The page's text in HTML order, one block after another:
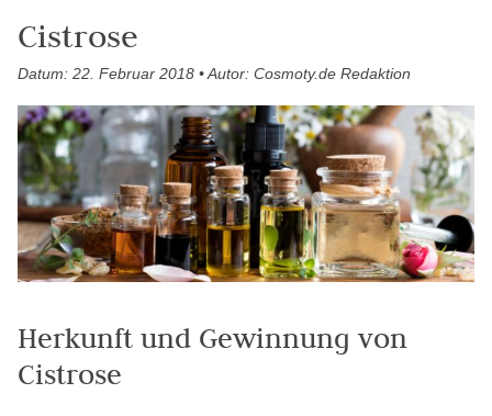
Cistrose
Datum: 22. Februar 2018 • Autor: Cosmoty.de Redaktion
Herkunft und Gewinnung von
Cistrose